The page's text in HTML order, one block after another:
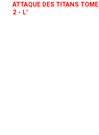
ATTAQUE DES TITANS TOME
2 - L'